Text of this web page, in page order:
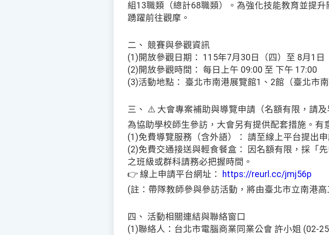
組13職類（總計68職類）。為強化技能教育並提
踴躍前往觀摩。
二、 競賽與參觀資訊
(1)開放參觀日期： 115年7月30日（四）至 8月1日
(2)開放參觀時間： 每日上午 09:00 至 下午 17:00
(3)活動地點： 臺北市南港展覽館1、2館（臺北市
三、 ⚠️ 大會專案補助與導覽申請（名額有限，請及
為協助學校師生參訪，大會另有提供配套措施。有
(1)免費導覽服務（含外語）： 請至線上平台提出申
(2)免費交通接送與輕食餐盒： 因名額有限，採「
之班級或群科請務必把握時間。
👉 線上申請平台網址： https://reurl.cc/jmj56p
(註：帶隊教師參與參訪活動，將由臺北市立南港
四、 活動相關連結與聯絡窗口
(1)聯絡人：台北市電腦商業同業公會 許小姐 (02-